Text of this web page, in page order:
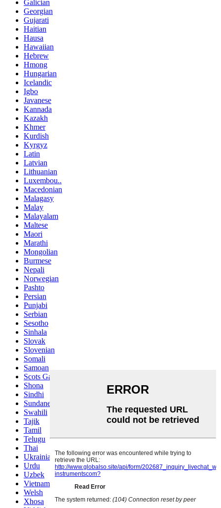
Galician
Georgian
Gujarati
Haitian
Hausa
Hawaiian
Hebrew
Hmong
Hungarian
Icelandic
Igbo
Javanese
Kannada
Kazakh
Khmer
Kurdish
Kyrgyz
Latin
Latvian
Lithuanian
Luxembou..
Macedonian
Malagasy
Malay
Malayalam
Maltese
Maori
Marathi
Mongolian
Burmese
Nepali
Norwegian
Pashto
Persian
Punjabi
Serbian
Sesotho
Sinhala
Slovak
Slovenian
Somali
Samoan
Scots Gaelic
Shona
Sindhi
Sundanese
Swahili
Tajik
Tamil
Telugu
Thai
Ukrainian
Urdu
Uzbek
Vietnamese
Welsh
Xhosa